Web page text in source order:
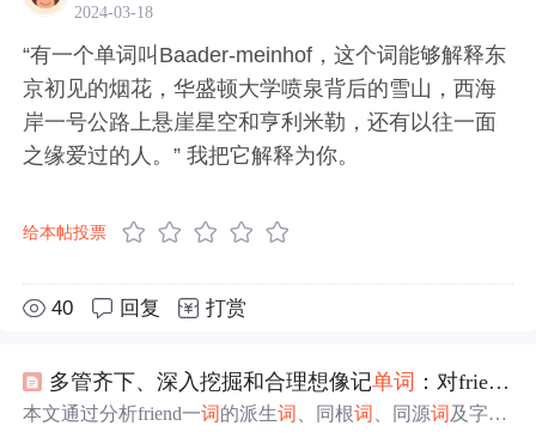
2024-03-18
“有一个单词叫Baader-meinhof，这个词能够解释东
京初见的烟花，华盛顿大学喷泉背后的雪山，西海
岸一号公路上悬崖星空和亨利米勒，还有以往一面
之缘爱过的人。” 我把它解释为你。
给本帖投票
40 回复 打赏
多管齐下、深入挖掘和合理想像记单词 ：对friend一
本文通过分析friend一词的派生词 、同根词 、同源词 及字母